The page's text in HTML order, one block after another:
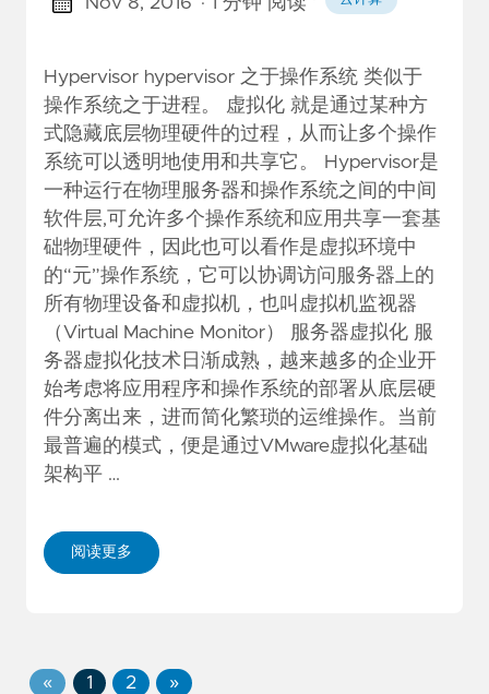
Hypervisor hypervisor 之于操作系统 类似于
操作系统之于进程。 虚拟化 就是通过某种方
式隐藏底层物理硬件的过程，从而让多个操作
系统可以透明地使用和共享它。 Hypervisor是
一种运行在物理服务器和操作系统之间的中间
软件层,可允许多个操作系统和应用共享一套基
础物理硬件，因此也可以看作是虚拟环境中
的“元”操作系统，它可以协调访问服务器上的
所有物理设备和虚拟机，也叫虚拟机监视器
（Virtual Machine Monitor） 服务器虚拟化 服
务器虚拟化技术日渐成熟，越来越多的企业开
始考虑将应用程序和操作系统的部署从底层硬
件分离出来，进而简化繁琐的运维操作。当前
最普遍的模式，便是通过VMware虚拟化基础
架构平 …
阅读更多
« 1 2 »